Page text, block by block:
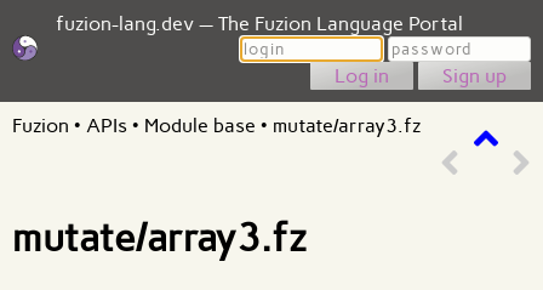
fuzion-lang.dev — The Fuzion Language Portal
Login
Password
Sign up
Fuzion • APIs • Module base • mutate/array3.fz
mutate/array3.fz